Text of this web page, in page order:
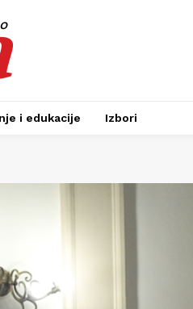
i edukacije Izbori